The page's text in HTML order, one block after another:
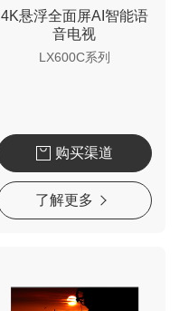
4K悬浮全面屏AI智能语
音电视
LX600C系列
购买渠道
了解更多